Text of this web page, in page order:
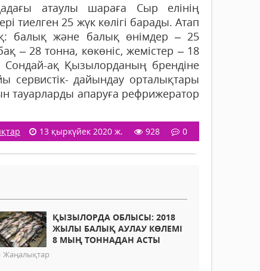
атаулы шараға Сыр елінің
тиелген 25 жүк көлігі барады. Атап
балық және балық өнімдер – 25
– 28 тонна, көкөніс, жемістер – 18
Сондай-ақ Қызылорданың брендіне
дайындау орталықтары
тауарларды апаруға рефрижератор
13 қыркүйек 2020 ж. 928 0
ҚЫЗЫЛОРДА ОБЛЫСЫ: 2018
ЖЫЛЫ БАЛЫҚ АУЛАУ КӨЛЕМІ
8 МЫҢ ТОННАДАН АСТЫ
Жаңалықтар